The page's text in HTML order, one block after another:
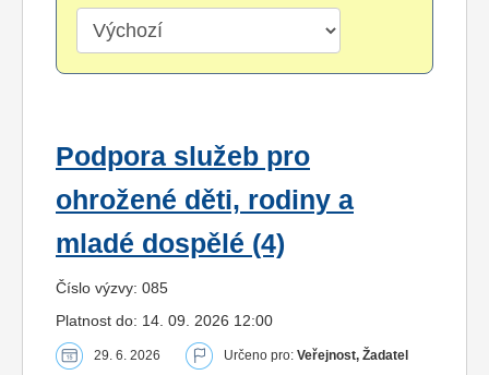
Podpora služeb pro
ohrožené děti, rodiny a
mladé dospělé (4)
Číslo výzvy: 085
Platnost do: 14. 09. 2026 12:00
29. 6. 2026 Určeno pro: Veřejnost, Žadatel